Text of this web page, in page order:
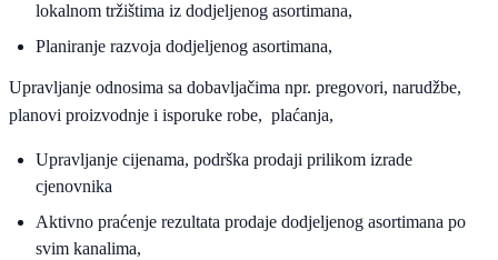
lokalnom tržištima iz dodjeljenog asortimana,
Planiranje razvoja dodjeljenog asortimana,
Upravljanje odnosima sa dobavljačima npr. pregovori, narudžbe,
planovi proizvodnje i isporuke robe, plaćanja,
Upravljanje cijenama, podrška prodaji prilikom izrade
cjenovnika
Aktivno praćenje rezultata prodaje dodjeljenog asortimana po
svim kanalima,